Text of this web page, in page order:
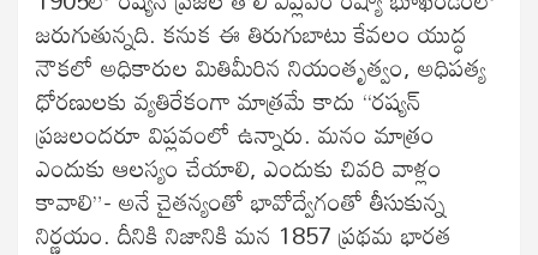
జరుగుతున్నది. కనుక ఈ తిరుగుబాటు కేవలం యుద్ధ
నౌకలో అధికారుల మితిమీరిన నియంతృత్వం, అధిపత్య
ధోరణులకు వ్యతిరేకంగా మాత్రమే కాదు “రష్యన్‍
ప్రజలందరూ విప్లవంలో ఉన్నారు. మనం మాత్రం
ఎందుకు ఆలస్యం చేయాలి, ఎందుకు చివరి వాళ్లం
కావాలి”- అనే చైతన్యంతో భావోద్వేగంతో తీసుకున్న
నిర్ణయం. దీనికి నిజానికి మన 1857 ప్రథమ భారత